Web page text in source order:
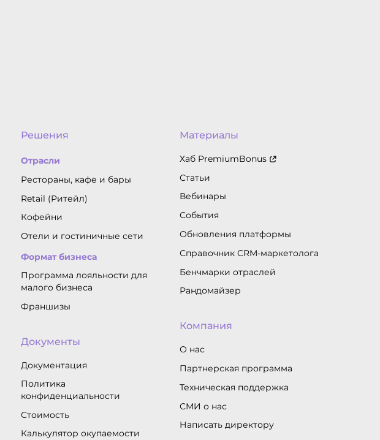
Решения
Отрасли
Рестораны, кафе и бары
Retail (Ритейл)
Кофейни
Отели и гостиничные сети
Формат бизнеса
Программа лояльности для
малого бизнеса
Франшизы
Документы
Документация
Политика
конфиденциальности
Стоимость
Калькулятор окупаемости
Материалы
Хаб PremiumBonus
Статьи
Вебинары
События
Обновления платформы
Справочник CRM-маркетолога
Бенчмарки отраслей
Рандомайзер
Компания
О нас
Партнерская программа
Техническая поддержка
СМИ о нас
Написать директору